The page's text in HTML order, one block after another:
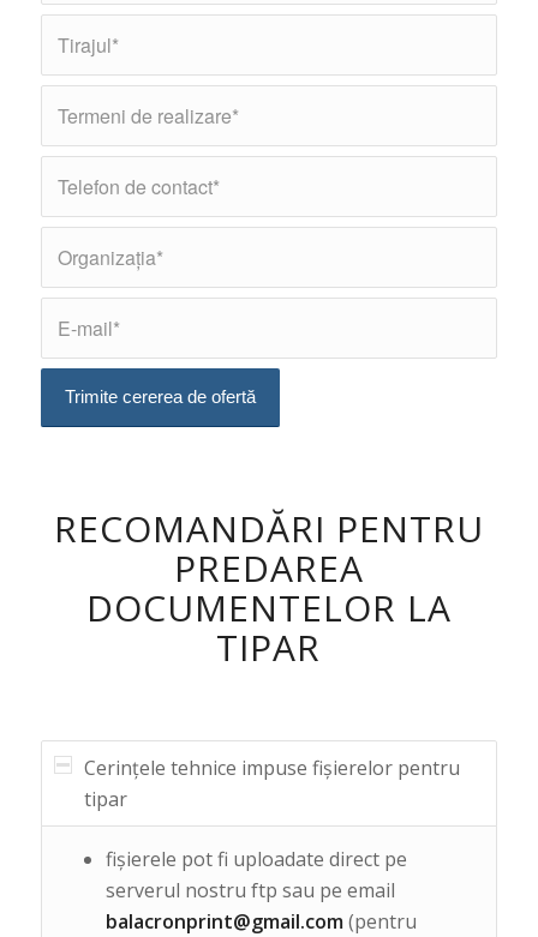
RECOMANDĂRI PENTRU
PREDAREA
DOCUMENTELOR LA
TIPAR
Cerințele tehnice impuse fișierelor pentru
tipar
fişierele pot fi uploadate direct pe
serverul nostru ftp sau pe email
balacronprint@gmail.com(pentru